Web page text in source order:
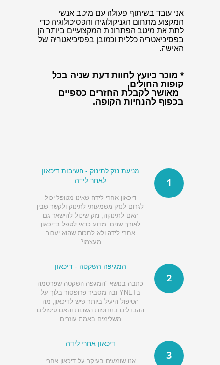
אני עובד בשיתוף פעולה עם מיטב אנשי
המקצוע מתחום הגניקולוגיה והפסיכולוגיה כדי
לתת את מיטב הפתרונות המקצועיים ביותר הן
בפסיכיאטריה כללית וכמובן בפסיכיאטריה של
האישה.
* מוכר כיועץ לחוות דעת שניה בכל
קופות החולים,
מאושר לקבלת החזרים כספיים
בכפוף להנחיות הקופה.
1
מניעת נזק לתינוק - חשיבות דיכאון
לאחר לידה
דיכאון אחרי לידה שאינו מטופל יכול
לגרום לנזק משמעותי לתינוק ולקשר שבין
האם לתינוקה, נזק שיכול להישאר גם
לאורך שנים. מדוע כדאי לטפל בדיכאון
אחרי לידה ולא לחכות שהוא יעבור
מעצמו?
2
המגיפה השקטה - דיכאון
כתבה בנושא "המגפה השקטה שפרסמה
בYNET ובה מסביר פרופסור בלוך על
הטיפול היעיל ביותר שיש לדיכאון, מה
ההבדלים בתרופות השונות והאם טיפולים
משלימים באמת עוזרים
3
דיכאון אחרי לידה
אנו שומעים בעיקר על דיכאון אחרי